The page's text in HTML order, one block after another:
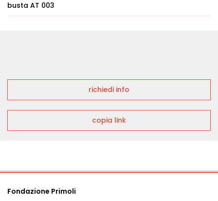
busta AT 003
richiedi info
copia link
Fondazione Primoli